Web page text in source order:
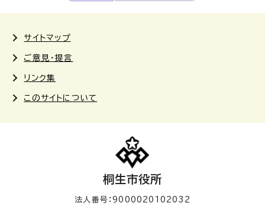
サイトマップ
ご意見・提言
リンク集
このサイトについて
桐生市役所
法人番号：9000020102032